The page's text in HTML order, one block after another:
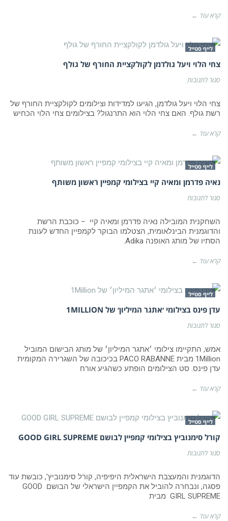
קרא עוד ←
לייף סטייל
צחי הלוי ויעל גולדמן לקולקציית החורף של גולף
סגור לתגובות
ויעל
גולדמן
לקולקציית
צחי הלוי ויעל גולדמן, הגיעו למדידות וצילומים לקולקציית החורף של
רשת גולף. האם צחי הלוי הוא התרנגול? בצילומים צחי הלוי הכחיש
קרא עוד ←
לייף סטייל
נאיה פדרמן ומאיה קיי בצילומי קמפיין ראשון משותף
סגור לתגובות
ומאיה
קיי
בצילומי
קמפיין
השחקנית המובילה נאיה פדרמן ומאיה קיי – כוכבת הרשת
והדוגמנית הבינלאומית, הצטלמו הבוקר לקמפיין החדש לעונת
הסתיו של מותג האופנה Adika.
קרא עוד ←
לייף סטייל
עדן פינס בצילומי ׳אתגר המיליון׳ של 1MILLION
סגור לתגובות
בצילומי
׳אתגר
המיליון׳
של
אמש, התקיימו צילומי ׳אתגר המיליון׳ של מותג הבישום המוביל
1Million מבית PACO RABANNE בכיכובה של השגרירה המקומית
עדן פינס. סט הצילומים הופתע כשהגיע אורח
קרא עוד ←
לייף סטייל
קורל סימנוביץ בצילומי קמפיין לבושם GOOD GIRL SUPREME
סגור לתגובות
בצילומי
קמפיין
לבושם
GOOD
הדוגמנית והמעצבת הישראלית היפיפיה, קורל סימנוביץ', כובשת עוד
פסגה, ונבחרה להוביל את הקמפיין הישראלי של הבושם GOOD
GIRL SUPREME מבית
קרא עוד ←